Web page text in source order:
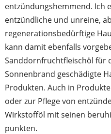
entzündungshemmend. Ich
entzündliche und unreine,
regenerationsbedürftige
kann damit ebenfalls
Sanddornfruchtfleischöl für
Sonnenbrand geschädigte
Produkten. Auch in
oder zur Pflege von
Wirkstofföl mit seinen
punkten.